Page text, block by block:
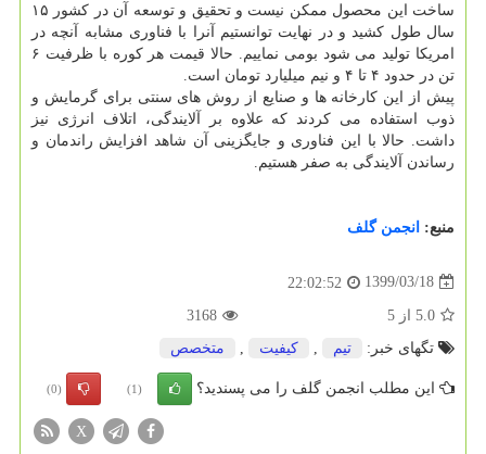
ساخت این محصول ممکن نیست و تحقیق و توسعه آن در کشور ۱۵
سال طول کشید و در نهایت توانستیم آنرا با فناوری مشابه آنچه در
امریکا تولید می شود بومی نماییم. حالا قیمت هر کوره با ظرفیت ۶
تن در حدود ۴ تا ۴ و نیم میلیارد تومان است.
پیش از این کارخانه ها و صنایع از روش های سنتی برای گرمایش و
ذوب استفاده می کردند که علاوه بر آلایندگی، اتلاف انرژی نیز
داشت. حالا با این فناوری و جایگزینی آن شاهد افزایش راندمان و
رساندن آلایندگی به صفر هستیم.
منبع: انجمن گلف
1399/03/18
22:02:52
5.0 از 5
3168
تگهای خبر:
تیم كیفیت متخصص
این مطلب انجمن گلف را می پسندید؟ (1)
(0)
X